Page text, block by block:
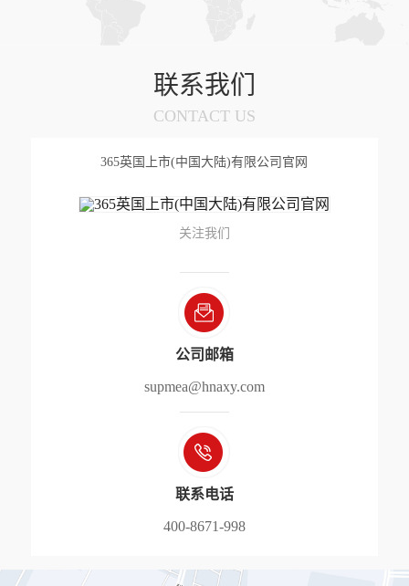
联系我们
CONTACT US
365英国上市(中国大陆)有限公司官网
关注我们
公司邮箱
supmea@hnaxy.com
联系电话
400-8671-998